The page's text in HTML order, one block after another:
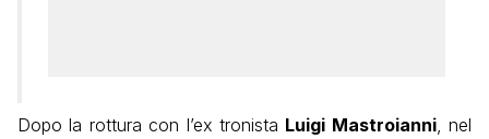
Dopo la rottura con l’ex tronista Luigi Mastroianni, nel